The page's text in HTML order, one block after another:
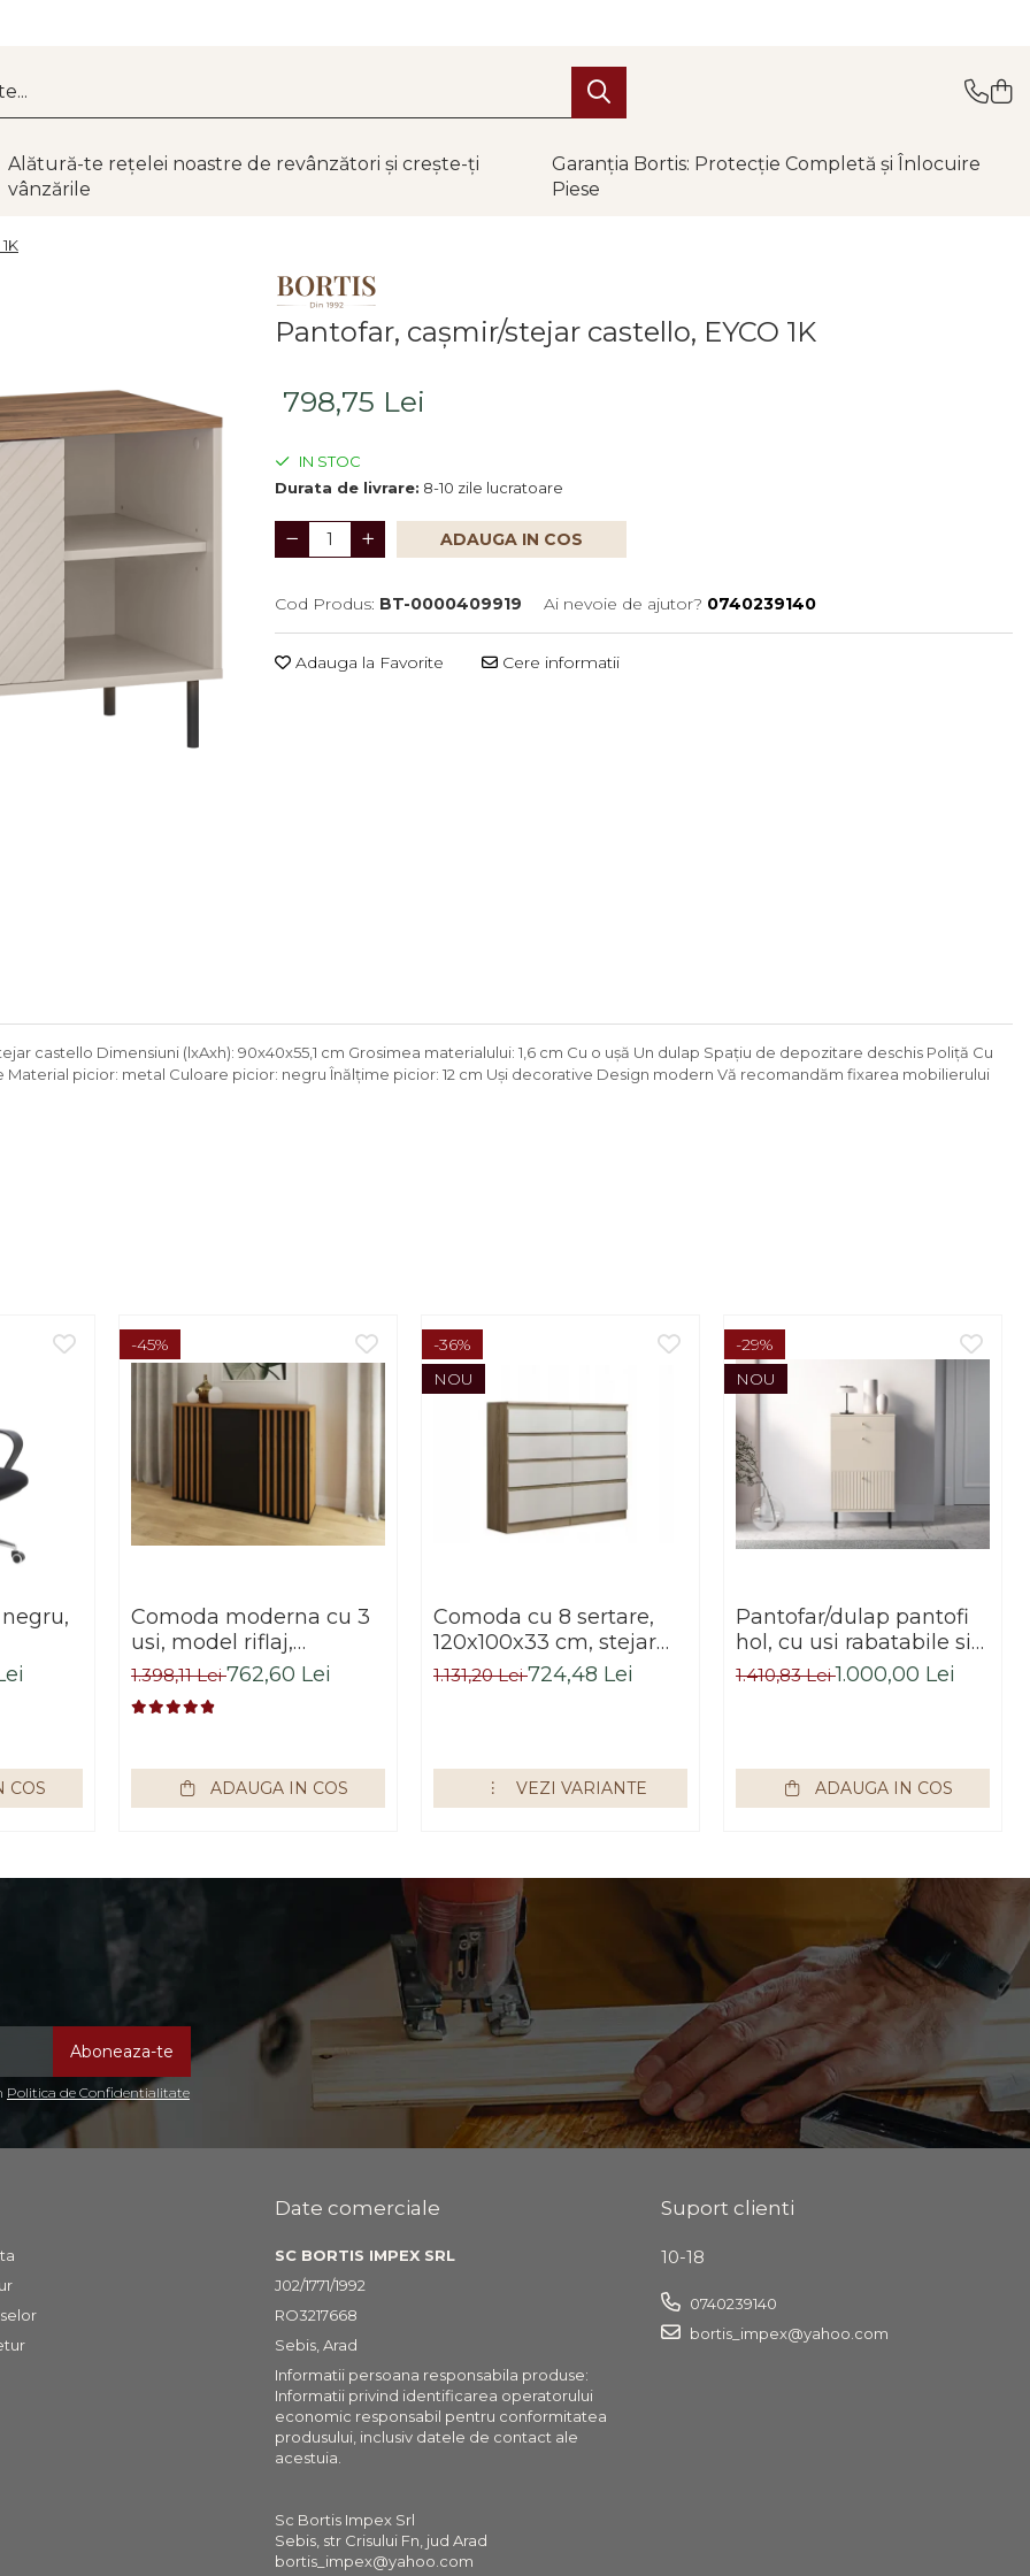
Alătură-te rețelei noastre de revânzători și crește-ți
vânzările
Garanția Bortis: Protecție Completă și Înlocuire
Piese
Pantofar, caşmir/stejar castello, EYCO 1K
798,75 Lei
IN STOC
Durata de livrare: 8-10 zile lucratoare
ADAUGA IN COS
Cod Produs: BT-0000409919 Ai nevoie de ajutor? 0740239140
Adauga la Favorite Cere informatii
castello Dimensiuni (lxAxh): 90x40x55,1 cm Grosimea materialului: 1,6 cm Cu o uşă Un dulap Spaţiu de depozitare deschis Poliţă Cu
picior: metal Culoare picior: negru Înălţime picior: 12 cm Uşi decorative Design modern Vă recomandăm fixarea mobilierului
COS
-45%
Comoda moderna cu 3
usi, model riflaj,
negru/stejar artisan,
120x88x44 cm, Bortis
impex
1.398,11 Lei762,60 Lei
ADAUGA IN COS
-36%
NOU
Comoda cu 8 sertare,
120x100x33 cm, stejar
sonoma/alb, pentru hol,
living, dormitor, birou,
1.131,20 Lei724,48 Lei
VEZI VARIANTE
-29%
NOU
Pantofar/dulap pantofi
hol, cu usi rabatabile si
sertar,bej crem casmir,
pal+mdf casmir , 98x
negre, butoni auriu,
Bortis
1.410,83 Lei1.000,00 Lei
ADAUGA IN COS
Politica de Confidentialitate
Date comerciale
SC BORTIS IMPEX SRL
J02/1771/1992
RO3217668
Sebis, Arad
Informatii persoana responsabila produse:
Informatii privind identificarea operatorului
economic responsabil pentru conformitatea
produsului, inclusiv datele de contact ale
acestuia.
Sc Bortis Impex Srl
Sebis, str Crisului Fn, jud Arad
bortis_impex@yahoo.com
Suport clienti
10-18
0740239140
bortis_impex@yahoo.com